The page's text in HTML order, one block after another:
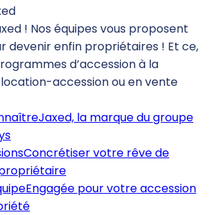
! Nos équipes vous proposent
devenir enfin propriétaires ! Et ce,
d’accession à la
accession ou en vente
Jaxed, la marque du groupe
Concrétiser votre rêve de
Engagée pour votre accession